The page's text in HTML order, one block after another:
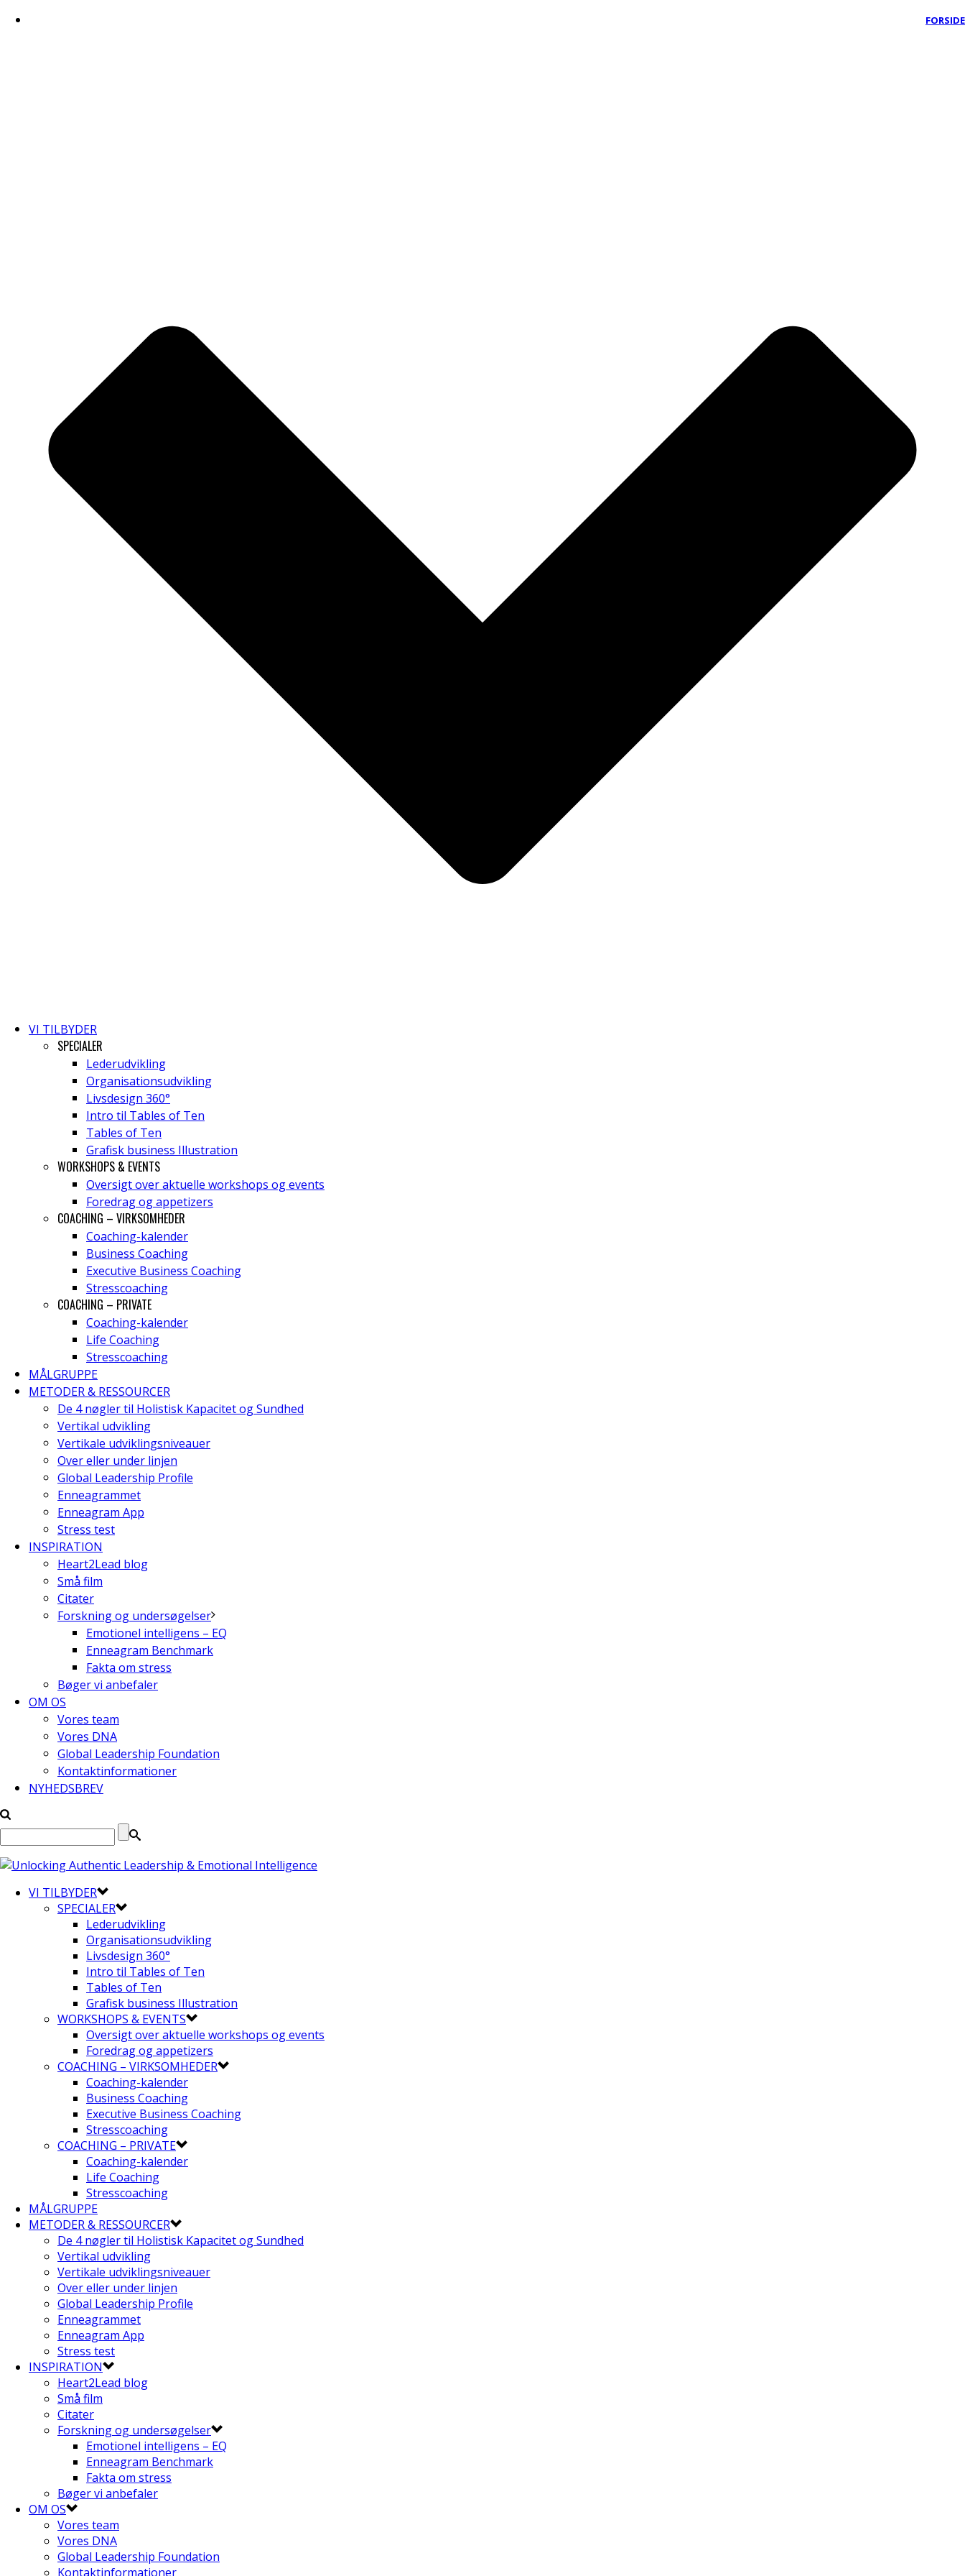
FORSIDE
VI TILBYDER
SPECIALER
Lederudvikling
Organisationsudvikling
Livsdesign 360°
Intro til Tables of Ten
Tables of Ten
Grafisk business Illustration
WORKSHOPS & EVENTS
Oversigt over aktuelle workshops og events
Foredrag og appetizers
COACHING – VIRKSOMHEDER
Coaching-kalender
Business Coaching
Executive Business Coaching
Stresscoaching
COACHING – PRIVATE
Coaching-kalender
Life Coaching
Stresscoaching
MÅLGRUPPE
METODER & RESSOURCER
De 4 nøgler til Holistisk Kapacitet og Sundhed
Vertikal udvikling
Vertikale udviklingsniveauer
Over eller under linjen
Global Leadership Profile
Enneagrammet
Enneagram App
Stress test
INSPIRATION
Heart2Lead blog
Små film
Citater
Forskning og undersøgelser
Emotionel intelligens – EQ
Enneagram Benchmark
Fakta om stress
Bøger vi anbefaler
OM OS
Vores team
Vores DNA
Global Leadership Foundation
Kontaktinformationer
NYHEDSBREV
VI TILBYDER
SPECIALER
Lederudvikling
Organisationsudvikling
Livsdesign 360°
Intro til Tables of Ten
Tables of Ten
Grafisk business Illustration
WORKSHOPS & EVENTS
Oversigt over aktuelle workshops og events
Foredrag og appetizers
COACHING – VIRKSOMHEDER
Coaching-kalender
Business Coaching
Executive Business Coaching
Stresscoaching
COACHING – PRIVATE
Coaching-kalender
Life Coaching
Stresscoaching
MÅLGRUPPE
METODER & RESSOURCER
De 4 nøgler til Holistisk Kapacitet og Sundhed
Vertikal udvikling
Vertikale udviklingsniveauer
Over eller under linjen
Global Leadership Profile
Enneagrammet
Enneagram App
Stress test
INSPIRATION
Heart2Lead blog
Små film
Citater
Forskning og undersøgelser
Emotionel intelligens – EQ
Enneagram Benchmark
Fakta om stress
Bøger vi anbefaler
OM OS
Vores team
Vores DNA
Global Leadership Foundation
Kontaktinformationer